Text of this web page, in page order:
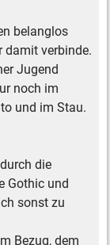
belanglos
damit verbinde.
Jugend
noch im
und im Stau.
die
Gothic und
sonst zu
Bezug, dem